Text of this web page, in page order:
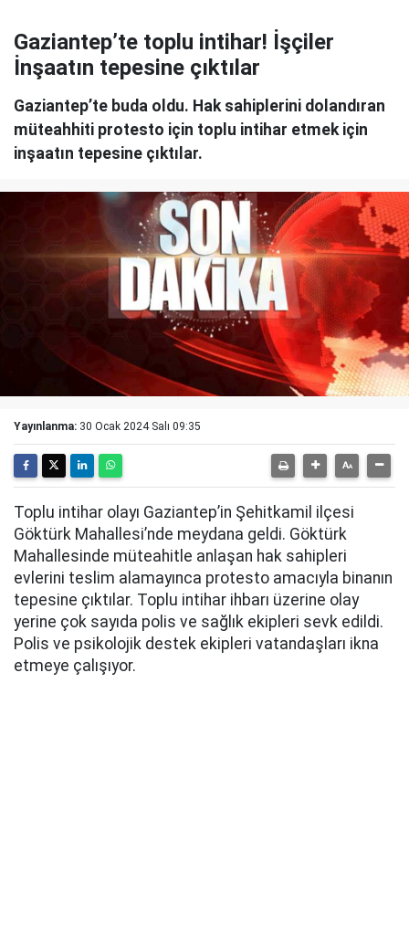
Gaziantep’te toplu intihar! İşçiler
İnşaatın tepesine çıktılar
Gaziantep’te buda oldu. Hak sahiplerini dolandıran
müteahhiti protesto için toplu intihar etmek için
inşaatın tepesine çıktılar.
Yayınlanma: 30 Ocak 2024 Salı 09:35
Toplu intihar olayı Gaziantep’in Şehitkamil ilçesi
Göktürk Mahallesi’nde meydana geldi. Göktürk
Mahallesinde müteahitle anlaşan hak sahipleri
evlerini teslim alamayınca protesto amacıyla binanın
tepesine çıktılar. Toplu intihar ihbarı üzerine olay
yerine çok sayıda polis ve sağlık ekipleri sevk edildi.
Polis ve psikolojik destek ekipleri vatandaşları ikna
etmeye çalışıyor.